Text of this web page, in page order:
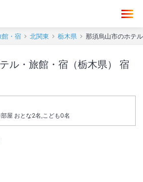
館・宿 北関東 栃木県 那須烏山市のホテ
ル・旅館・宿（栃木県） 宿
屋 おとな2名,こども0名